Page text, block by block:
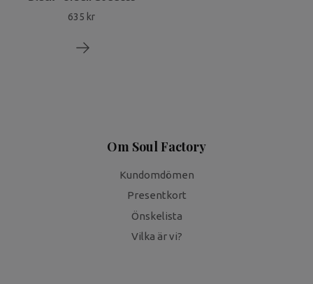
635 kr
Om Soul Factory
Kundomdömen
Presentkort
Önskelista
Vilka är vi?